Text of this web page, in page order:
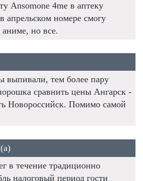
Ansomone 4me в аптеку
апрельском номере смогу
но все.
выпивали, тем более пару
сравнить цены Ангарск -
Новороссийск. Помимо самой
в течение традиционно
налоговый период гости